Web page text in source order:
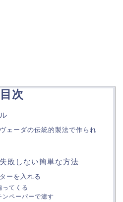
目次
ェーダの伝統的製法で作られ
敗しない簡単な方法
ーを入れる
ってくる
ンペーパーで濾す